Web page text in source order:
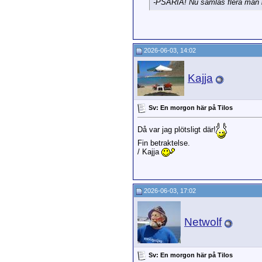
-PSARIA! Nu samlas flera
2026-06-03, 14:02
Kajja
Sv: En morgon här på Tilos
Då var jag plötsligt där!
Fin betraktelse.
/ Kajja
2026-06-03, 17:02
Netwolf
Sv: En morgon här på Tilos